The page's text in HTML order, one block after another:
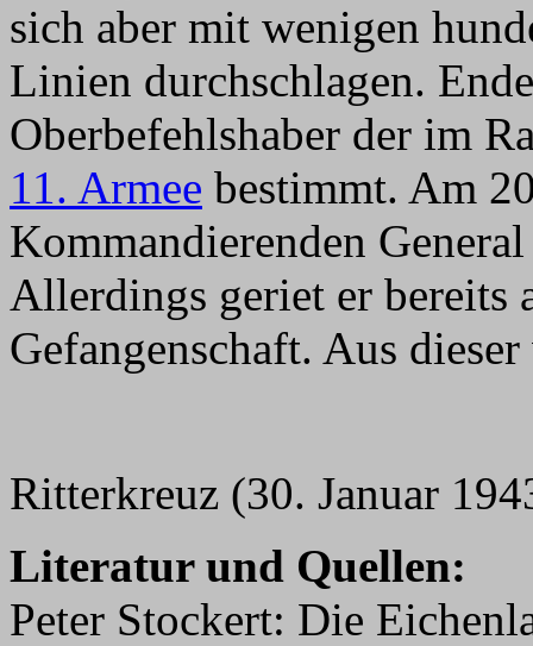
sich aber mit wenigen
Linien durchschlagen.
Oberbefehlshaber der im
11. Armee bestimmt. Am
Kommandierenden
Allerdings geriet er
Gefangenschaft. Aus
Ritterkreuz (30. Januar
Literatur und Quellen:
Peter Stockert: Die